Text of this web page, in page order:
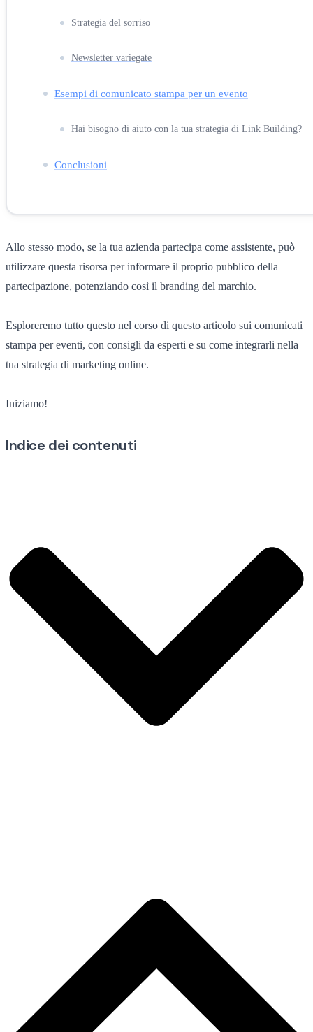
Strategia del sorriso
Newsletter variegate
Esempi di comunicato stampa per un evento
Hai bisogno di aiuto con la tua strategia di Link Building?
Conclusioni
Allo stesso modo, se la tua azienda partecipa come assistente, può
utilizzare questa risorsa per informare il proprio pubblico della
partecipazione, potenziando così il branding del marchio.
Esploreremo tutto questo nel corso di questo articolo sui comunicati
stampa per eventi, con consigli da esperti e su come integrarli nella
tua strategia di marketing online.
Iniziamo!
Indice dei contenuti